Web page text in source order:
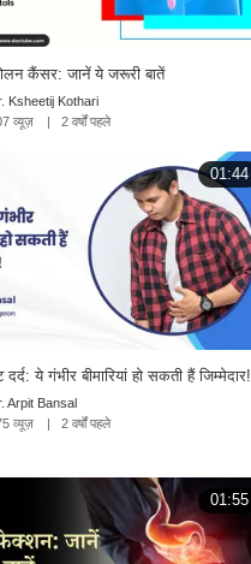
कैंसर: जानें ये जरूरी बातें
Ksheetij Kothari
व्यूज़
| 2 वर्षों पहले
01:44
दर्द: ये गंभीर बीमारियां हो सकती हैं जिम्मेदार!
Arpit Bansal
व्यूज़
2 वर्षों पहले
01:55